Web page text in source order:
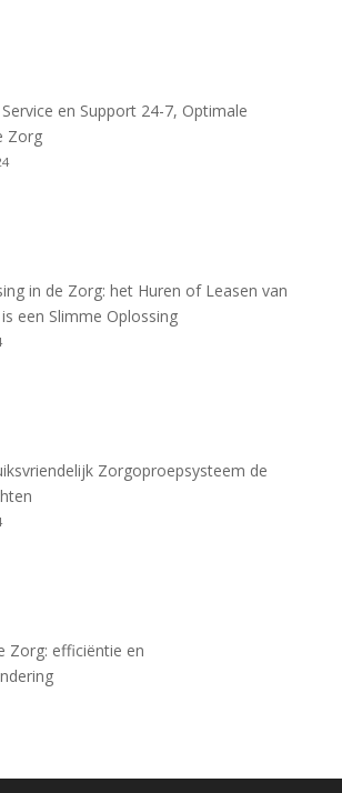
en Support 24-7, Optimale
Zorg
in de Zorg: het Huren of Leasen van
een Slimme Oplossing
Zorgoproepsysteem de
Zorg: efficiëntie en